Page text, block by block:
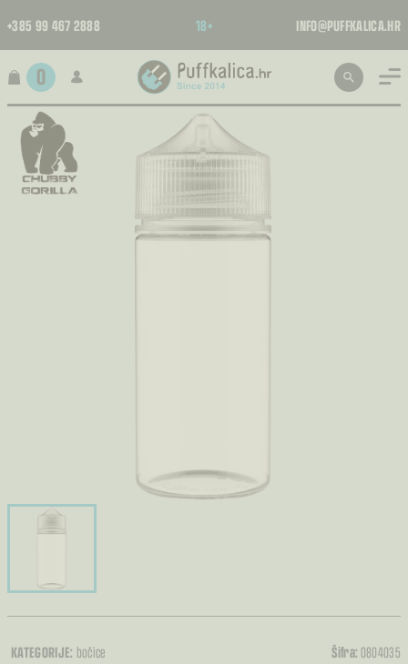
+385 99 467 2888 18+ INFO@PUFFKALICA.HR
0
KATEGORIJE: bočice Šifra:0804035